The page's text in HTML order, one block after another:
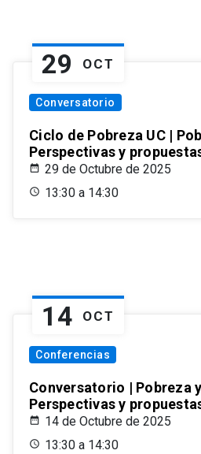
29 OCT
Conversatorio
Ciclo de Pobreza UC |
Perspectivas y
29 de Octubre de 2025
13:30 a 14:30
14 OCT
Conferencias
Conversatorio | Pobreza
Perspectivas y
14 de Octubre de 2025
13:30 a 14:30